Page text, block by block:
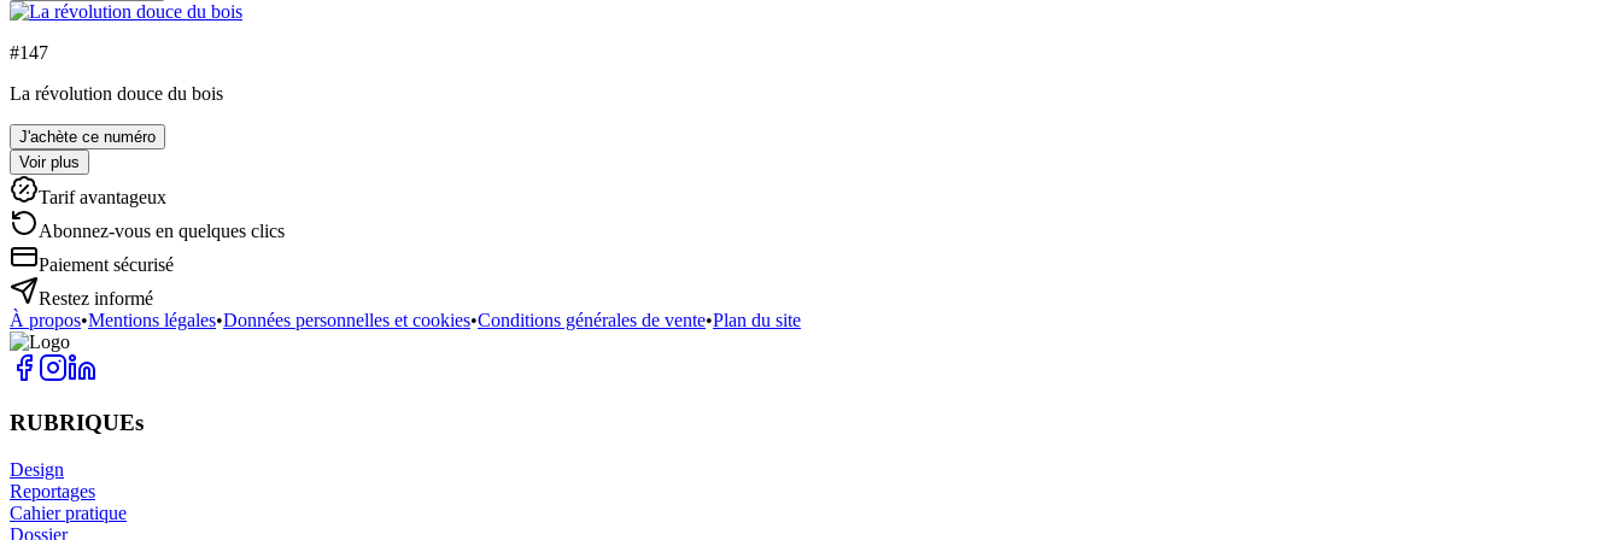
#147
La révolution douce du bois
J'achète ce numéro
Voir plus
Tarif avantageux
Abonnez-vous en quelques clics
Paiement sécurisé
Restez informé
À propos•Mentions légales•Données personnelles et cookies•Conditions générales de vente•Plan du site
RUBRIQUEs
Design
Reportages
Cahier pratique
Dossier